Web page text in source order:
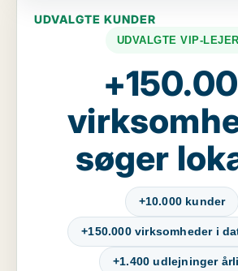
UDVALGTE KUNDER
UDVALGTE VIP-
søger
+10.000 kunder
+150.000 virksomheder i
+1.400 udlejninger